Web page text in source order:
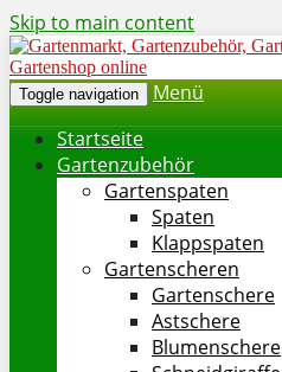
Skip to main content
Toggle navigation
Menü
Startseite
Gartenzubehör
Gartenspaten
Spaten
Klappspaten
Gartenscheren
Gartenschere
Astschere
Blumenschere